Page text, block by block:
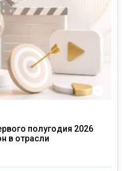
полугодия 2026
в отрасли